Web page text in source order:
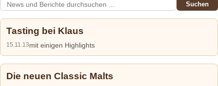
Suchen
Tasting bei Klaus
15.11.13mit einigen Highlights
Die neuen Classic Malts